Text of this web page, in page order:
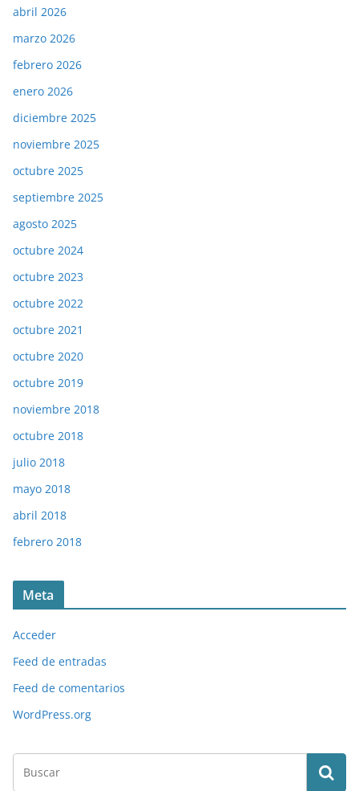
abril 2026
marzo 2026
febrero 2026
enero 2026
diciembre 2025
noviembre 2025
octubre 2025
septiembre 2025
agosto 2025
octubre 2024
octubre 2023
octubre 2022
octubre 2021
octubre 2020
octubre 2019
noviembre 2018
octubre 2018
julio 2018
mayo 2018
abril 2018
febrero 2018
Meta
Acceder
Feed de entradas
Feed de comentarios
WordPress.org